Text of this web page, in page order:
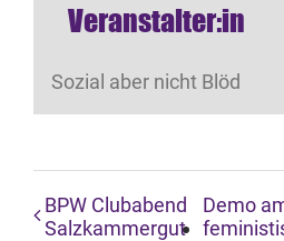
Veranstalter:in
Sozial aber nicht Blöd
BPW Clubabend
Salzkammergut
Demo